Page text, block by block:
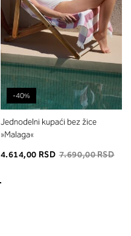
-40%
Jednodelni kupaći bez žice
»Malaga«
4.614,00 RSD 7.690,00 RSD